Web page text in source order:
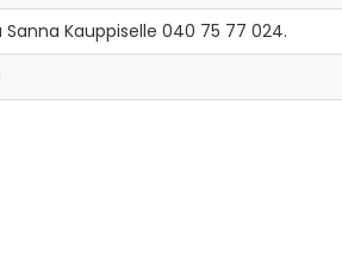
Kauppiselle 040 75 77 024.